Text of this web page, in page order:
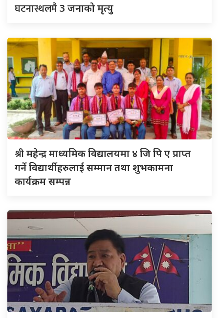
घटनास्थलमै3 जनाको मृत्यु
श्रीमहेन्द्र माध्यमिक विद्यालयमा ४ जि पि ए प्राप्त
गर्ने विद्यार्थीहरुलाई सम्मान तथा शुभकामना
कार्यक्रम सम्पन्न